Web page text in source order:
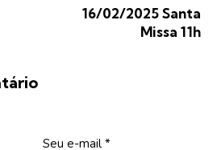
16/02/2025 Santa
Missa 11h